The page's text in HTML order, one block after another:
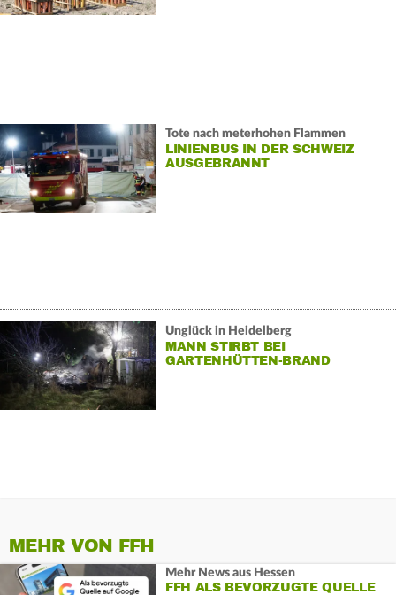
Tote nach meterhohen Flammen
LINIENBUS IN DER SCHWEIZ
AUSGEBRANNT
Unglück in Heidelberg
MANN STIRBT BEI
GARTENHÜTTEN-BRAND
MEHR VON FFH
Mehr News aus Hessen
FFH ALS BEVORZUGTE QUELLE